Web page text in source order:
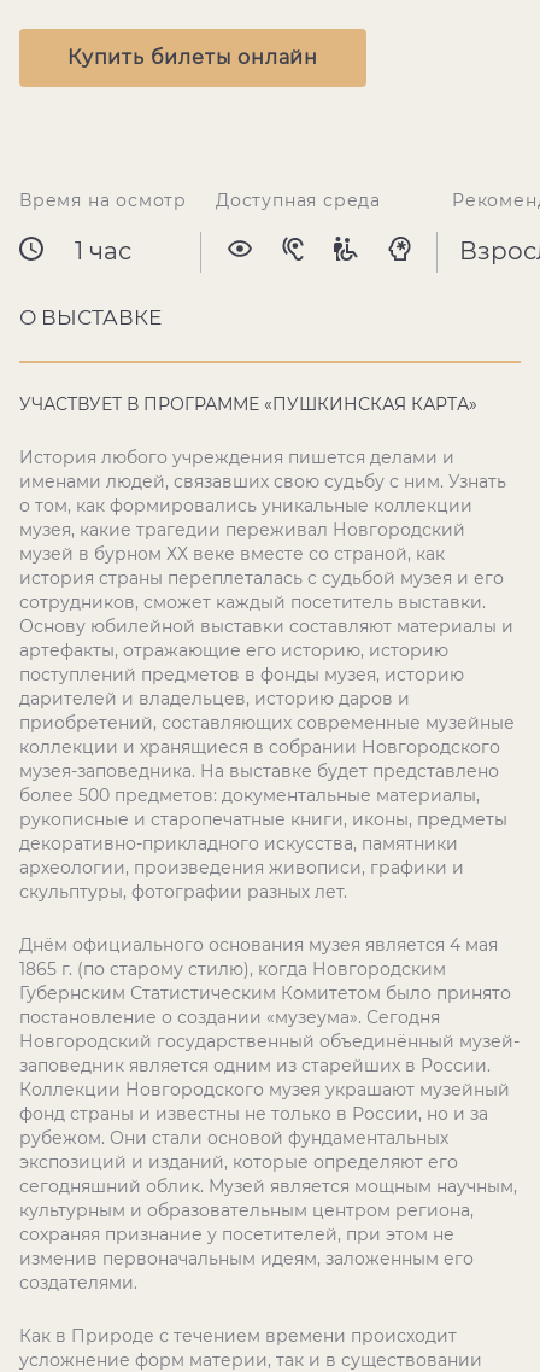
Купить билеты онлайн
Время на осмотр
1 час
Доступная среда
О ВЫСТАВКЕ
УЧАСТВУЕТ В ПРОГРАММЕ «ПУШКИНСКАЯ КАРТА»
История любого учреждения пишется делами и
именами людей, связавших свою судьбу с ним. Узнать
о том, как формировались уникальные коллекции
музея, какие трагедии переживал Новгородский
музей в бурном ХХ веке вместе со страной, как
история страны переплеталась с судьбой музея и его
сотрудников, сможет каждый посетитель выставки.
Основу юбилейной выставки составляют материалы и
артефакты, отражающие его историю, историю
поступлений предметов в фонды музея, историю
дарителей и владельцев, историю даров и
приобретений, составляющих современные музейные
коллекции и хранящиеся в собрании Новгородского
музея-заповедника. На выставке будет представлено
более 500 предметов: документальные материалы,
рукописные и старопечатные книги, иконы, предметы
декоративно-прикладного искусства, памятники
археологии, произведения живописи, графики и
скульптуры, фотографии разных лет.
Днём официального основания музея является 4 мая
1865 г. (по старому стилю), когда Новгородским
Губернским Статистическим Комитетом было принято
постановление о создании «музеума». Сегодня
Новгородский государственный объединённый музей-
заповедник является одним из старейших в России.
Коллекции Новгородского музея украшают музейный
фонд страны и известны не только в России, но и за
рубежом. Они стали основой фундаментальных
экспозиций и изданий, которые определяют его
сегодняшний облик. Музей является мощным научным,
культурным и образовательным центром региона,
сохраняя признание у посетителей, при этом не
изменив первоначальным идеям, заложенным его
создателями.
Как в Природе с течением времени происходит
усложнение форм материи, так и в существовании